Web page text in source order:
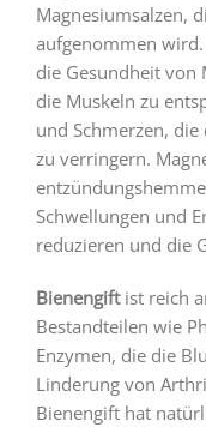
Magnesiumsalzen,
aufgenommen
die Gesundheit von
die Muskeln zu
und Schmerzen,
zu verringern.
Schwellungen und
reduzieren und die
Bienengiftist reich
Bestandteilen wie
Enzymen, die die
Linderung von
Bienengift hat